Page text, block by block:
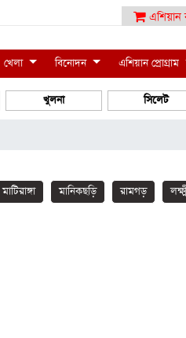
এশিয়ান
খেলা বিনোদন এশিয়ান প্রোগ্রাম
খুলনা সিলেট
মাটিরাঙ্গা মানিকছড়ি রামগড়